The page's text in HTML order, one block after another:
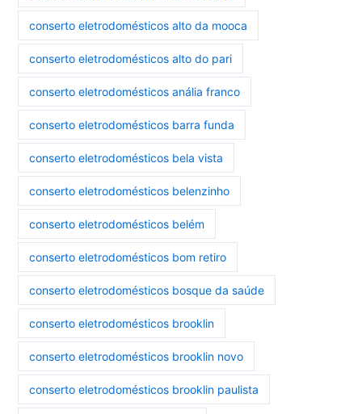
conserto eletrodomésticos alto da mooca
conserto eletrodomésticos alto do pari
conserto eletrodomésticos anália franco
conserto eletrodomésticos barra funda
conserto eletrodomésticos bela vista
conserto eletrodomésticos belenzinho
conserto eletrodomésticos belém
conserto eletrodomésticos bom retiro
conserto eletrodomésticos bosque da saúde
conserto eletrodomésticos brooklin
conserto eletrodomésticos brooklin novo
conserto eletrodomésticos brooklin paulista